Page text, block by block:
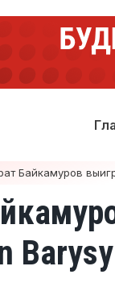
Байкамуров